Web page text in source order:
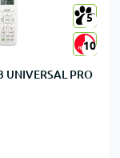
5
10
5
10
PRO